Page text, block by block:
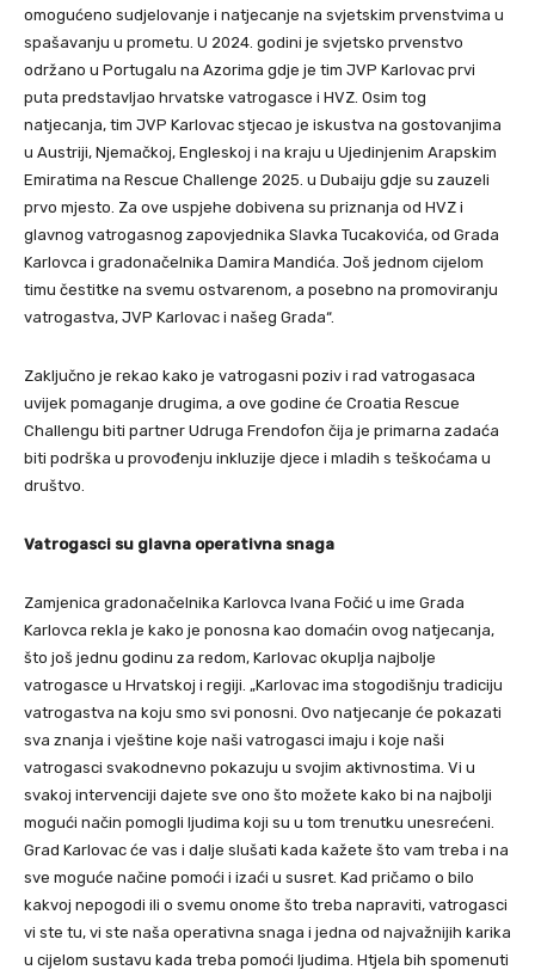
omogućeno sudjelovanje i natjecanje na svjetskim prvenstvima u
spašavanju u prometu. U 2024. godini je svjetsko prvenstvo
održano u Portugalu na Azorima gdje je tim JVP Karlovac prvi
puta predstavljao hrvatske vatrogasce i HVZ. Osim tog
natjecanja, tim JVP Karlovac stjecao je iskustva na gostovanjima
u Austriji, Njemačkoj, Engleskoj i na kraju u Ujedinjenim Arapskim
Emiratima na Rescue Challenge 2025. u Dubaiju gdje su zauzeli
prvo mjesto. Za ove uspjehe dobivena su priznanja od HVZ i
glavnog vatrogasnog zapovjednika Slavka Tucakovića, od Grada
Karlovca i gradonačelnika Damira Mandića. Još jednom cijelom
timu čestitke na svemu ostvarenom, a posebno na promoviranju
vatrogastva, JVP Karlovac i našeg Grada“.
Zaključno je rekao kako je vatrogasni poziv i rad vatrogasaca
uvijek pomaganje drugima, a ove godine će Croatia Rescue
Challengu biti partner Udruga Frendofon čija je primarna zadaća
biti podrška u provođenju inkluzije djece i mladih s teškoćama u
društvo.
Vatrogasci su glavna operativna snaga
Zamjenica gradonačelnika Karlovca Ivana Fočić u ime Grada
Karlovca rekla je kako je ponosna kao domaćin ovog natjecanja,
što još jednu godinu za redom, Karlovac okuplja najbolje
vatrogasce u Hrvatskoj i regiji. „Karlovac ima stogodišnju tradiciju
vatrogastva na koju smo svi ponosni. Ovo natjecanje će pokazati
sva znanja i vještine koje naši vatrogasci imaju i koje naši
vatrogasci svakodnevno pokazuju u svojim aktivnostima. Vi u
svakoj intervenciji dajete sve ono što možete kako bi na najbolji
mogući način pomogli ljudima koji su u tom trenutku unesrećeni.
Grad Karlovac će vas i dalje slušati kada kažete što vam treba i na
sve moguće načine pomoći i izaći u susret. Kad pričamo o bilo
kakvoj nepogodi ili o svemu onome što treba napraviti, vatrogasci
vi ste tu, vi ste naša operativna snaga i jedna od najvažnijih karika
u cijelom sustavu kada treba pomoći ljudima. Htjela bih spomenuti